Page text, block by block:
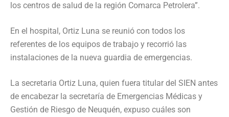
los centros de salud de la región Comarca Petrolera”.
En el hospital, Ortiz Luna se reunió con todos los
referentes de los equipos de trabajo y recorrió las
instalaciones de la nueva guardia de emergencias.
La secretaria Ortiz Luna, quien fuera titular del SIEN antes
de encabezar la secretaría de Emergencias Médicas y
Gestión de Riesgo de Neuquén, expuso cuáles son